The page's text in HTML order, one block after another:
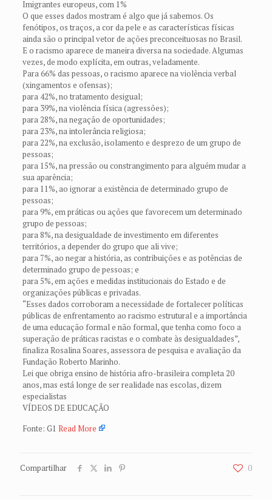
Imigrantes europeus, com 1%
O que esses dados mostram é algo que já sabemos. Os
fenótipos, os traços, a cor da pele e as características físicas
ainda são o principal vetor de ações preconceituosas no Brasil.
E o racismo aparece de maneira diversa na sociedade. Algumas
vezes, de modo explícita, em outras, veladamente.
Para 66% das pessoas, o racismo aparece na violência verbal
(xingamentos e ofensas);
para 42%, no tratamento desigual;
para 39%, na violência física (agressões);
para 28%, na negação de oportunidades;
para 23%, na intolerância religiosa;
para 22%, na exclusão, isolamento e desprezo de um grupo de
pessoas;
para 15%, na pressão ou constrangimento para alguém mudar a
sua aparência;
para 11%, ao ignorar a existência de determinado grupo de
pessoas;
para 9%, em práticas ou ações que favorecem um determinado
grupo de pessoas;
para 8%, na desigualdade de investimento em diferentes
territórios, a depender do grupo que ali vive;
para 7%, ao negar a história, as contribuições e as potências de
determinado grupo de pessoas; e
para 5%, em ações e medidas institucionais do Estado e de
organizações públicas e privadas.
“Esses dados corroboram a necessidade de fortalecer políticas
públicas de enfrentamento ao racismo estrutural e a importância
de uma educação formal e não formal, que tenha como foco a
superação de práticas racistas e o combate às desigualdades”,
finaliza Rosalina Soares, assessora de pesquisa e avaliação da
Fundação Roberto Marinho.
Lei que obriga ensino de história afro-brasileira completa 20
anos, mas está longe de ser realidade nas escolas, dizem
especialistas
VÍDEOS DE EDUCAÇÃO
Fonte: G1 Read More
Compartilhar 0